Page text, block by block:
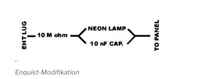
Enquist-Modifikation